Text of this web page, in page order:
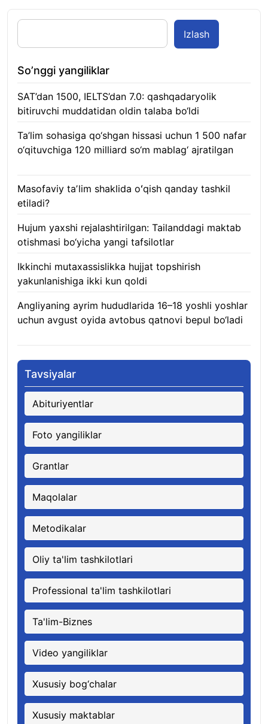
Izlash
So’nggi yangiliklar
SAT’dan 1500, IELTS’dan 7.0: qashqadaryolik
bitiruvchi muddatidan oldin talaba bo‘ldi
Ta’lim sohasiga qo‘shgan hissasi uchun 1 500 nafar
o‘qituvchiga 120 milliard so‘m mablag‘ ajratilgan
Masofaviy taʼlim shaklida oʻqish qanday tashkil
etiladi?
Hujum yaxshi rejalashtirilgan: Tailanddagi maktab
otishmasi bo‘yicha yangi tafsilotlar
Ikkinchi mutaxassislikka hujjat topshirish
yakunlanishiga ikki kun qoldi
Angliyaning ayrim hududlarida 16–18 yoshli yoshlar
uchun avgust oyida avtobus qatnovi bepul bo‘ladi
Tavsiyalar
Abituriyentlar
Foto yangiliklar
Grantlar
Maqolalar
Metodikalar
Oliy ta'lim tashkilotlari
Professional ta'lim tashkilotlari
Ta'lim-Biznes
Video yangiliklar
Xususiy bog‘chalar
Xususiy maktablar